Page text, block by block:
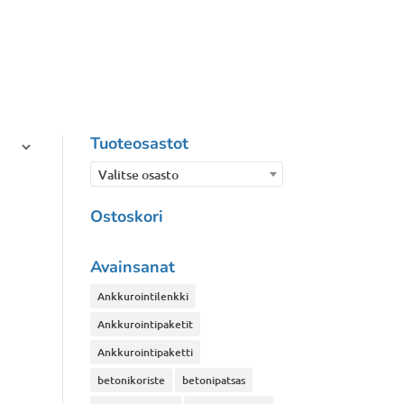
Tuoteosastot
Valitse osasto
Ostoskori
Avainsanat
Ankkurointilenkki
Ankkurointipaketit
Ankkurointipaketti
betonikoriste
betonipatsas